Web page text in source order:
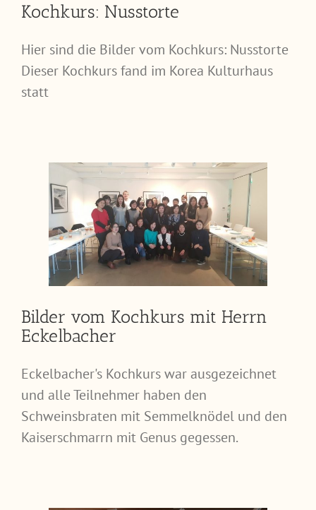
Kochkurs: Nusstorte
Hier sind die Bilder vom Kochkurs: Nusstorte
Dieser Kochkurs fand im Korea Kulturhaus
statt
Bilder vom Kochkurs mit Herrn
Eckelbacher
Eckelbacher's Kochkurs war ausgezeichnet
und alle Teilnehmer haben den
Schweinsbraten mit Semmelknödel und den
Kaiserschmarrn mit Genus gegessen.